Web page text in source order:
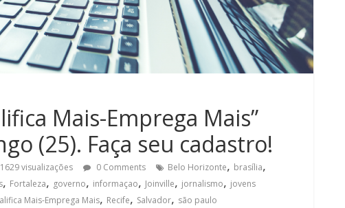
Mais-Emprega Mais”
(25). Faça seu cadastro!
1629 visualizações 0 Comments Belo Horizonte, brasília,
, Fortaleza, governo, informaçao, Joinville, jornalismo, jovens
Mais-Emprega Mais, Recife, Salvador, são paulo